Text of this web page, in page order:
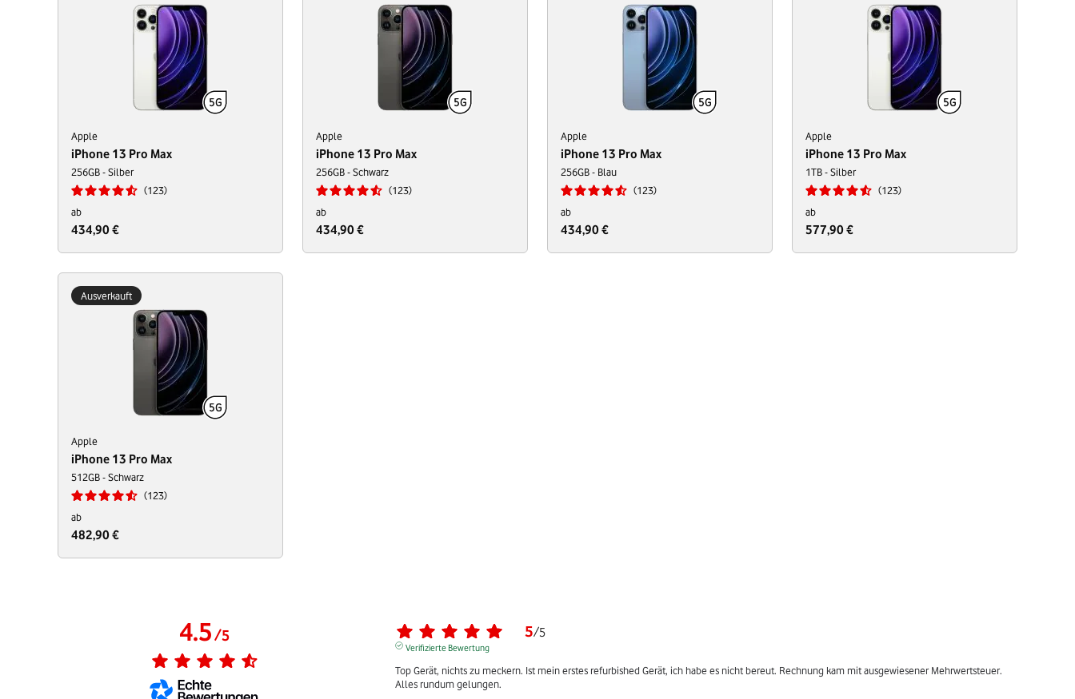
Apple
iPhone 13 Pro Max
256GB - Silber
123
ab
434,90 €
Apple
iPhone 13 Pro Max
256GB - Schwarz
123
ab
434,90 €
Apple
iPhone 13 Pro Max
256GB - Blau
123
ab
434,90 €
Apple
iPhone 13 Pro Max
1TB - Silber
123
ab
577,90 €
Ausverkauft
Apple
iPhone 13 Pro Max
512GB - Schwarz
123
ab
482,90 €
4.5/5 5/5
Verifizierte Bewertung
Top Gerät, nichts zu meckern. Ist mein erstes refurbished Gerät, ich habe es nicht bereut. Rechnung kam mit ausgewiesener Mehrwertsteuer.
Alles rundum gelungen.